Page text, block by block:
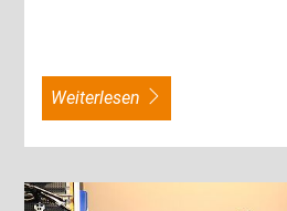
weiterlesen